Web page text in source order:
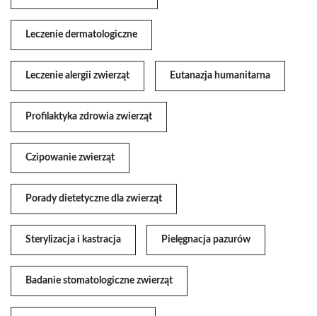
Leczenie dermatologiczne
Leczenie alergii zwierząt Eutanazja humanitarna
Profilaktyka zdrowia zwierząt
Czipowanie zwierząt
Porady dietetyczne dla zwierząt
Sterylizacja i kastracja Pielęgnacja pazurów
Badanie stomatologiczne zwierząt